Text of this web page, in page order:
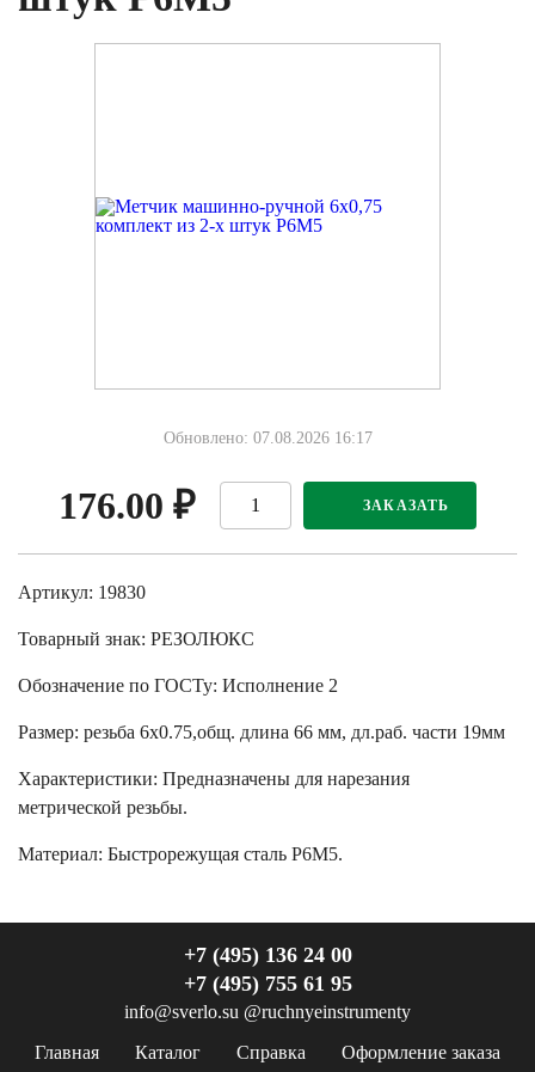
Обновлено: 07.08.2026 16:17
176.00 ₽ ЗАКАЗАТЬ
Артикул: 19830
Товарный знак: РЕЗОЛЮКС
Обозначение по ГОСТу: Исполнение 2
Размер: резьба 6х0.75,общ. длина 66 мм, дл.раб. части 19мм
Характеристики: Предназначены для нарезания
метрической резьбы.
Материал: Быстрорежущая сталь Р6М5.
Главная Каталог Справка
Оформление заказа
+7 (495) 136 24 00
+7 (495) 755 61 95
info@sverlo.su @ruchnyeinstrumenty